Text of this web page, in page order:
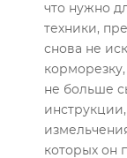
что нужно
техники,
снова не
не больше
которых он